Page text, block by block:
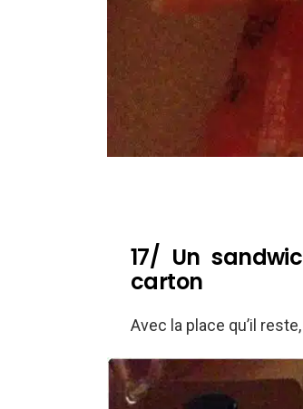
17/ Un
carton
Avec la place qu’il